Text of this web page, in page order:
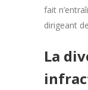
fait
dirigeant
La